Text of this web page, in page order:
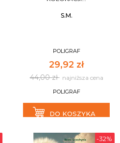
S.M.
POLIGRAF
29,92 zł
44,00 zł najniższa cena
POLIGRAF
DO KOSZYKA
-32%